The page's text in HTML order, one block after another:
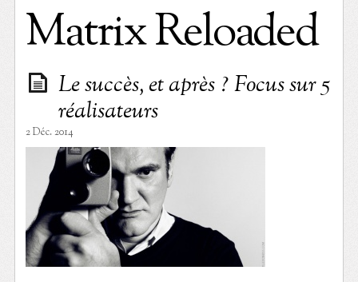
Matrix Reloaded
Le succès, et après ? Focus sur 5
réalisateurs
2 Déc. 2014